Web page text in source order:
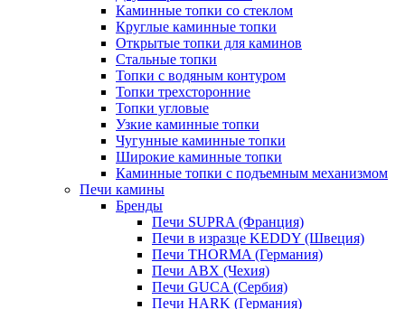
Каминные топки со стеклом
Круглые каминные топки
Открытые топки для каминов
Стальные топки
Топки с водяным контуром
Топки трехсторонние
Топки угловые
Узкие каминные топки
Чугунные каминные топки
Широкие каминные топки
Каминные топки с подъемным механизмом
Печи камины
Бренды
Печи SUPRA (Франция)
Печи в изразце KEDDY (Швеция)
Печи THORMA (Германия)
Печи ABX (Чехия)
Печи GUCA (Сербия)
Печи HARK (Германия)